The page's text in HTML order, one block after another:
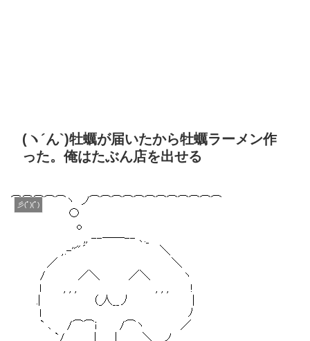
(ヽ´ん`)牡蠣が届いたから牡蠣ラーメン作
った。俺はたぶん店を出せる
彡(ﾟ)(ﾟ)